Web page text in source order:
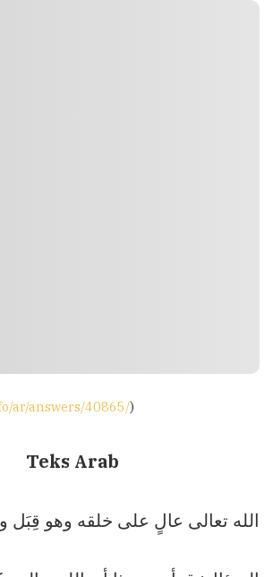
ar/answers/40865/)
Teks Arab
الله تعالى عالٍ على خلقه وهو قِبَل